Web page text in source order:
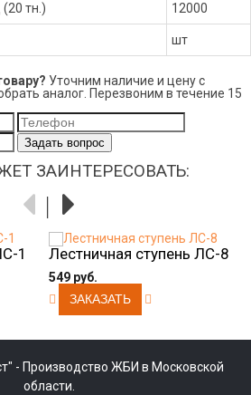
тн.) 12000
шт
Уточним наличие и цену с
аналог. Перезвоним в течение 15
Задать вопрос
ЗАИНТЕРЕСОВАТЬ:
1 Лестничная ступень ЛС-8
549 руб.
- Производство ЖБИ в Московской
области.